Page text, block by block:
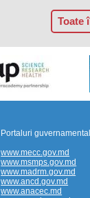
Toate
Portaluri
www.mecc.gov.md
www.msmps.gov.md
www.madrm.gov.md
www.ancd.gov.md
www.anacec.md